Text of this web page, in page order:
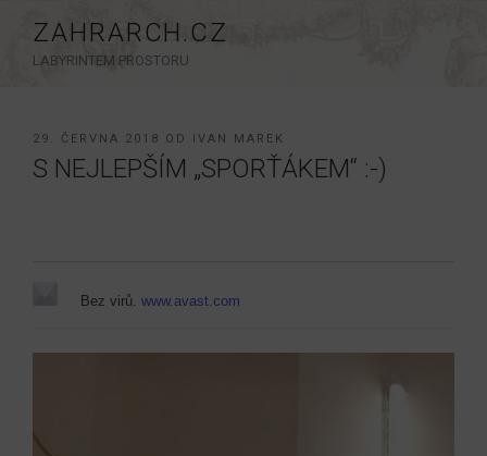
obsahu
ZAHRARCH.CZ
LABYRINTEM PROSTORU
PUBLIKOVÁNO
29. ČERVNA 2018 OD IVAN MAREK
S NEJLEPŠÍM „SPORŤÁKEM“ :-)
Bez virů.www.avast.com